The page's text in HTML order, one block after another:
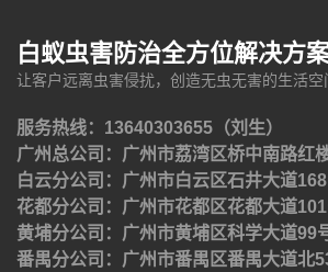
白蚁虫害防治全方位解决方
让客户远离虫害侵扰，创造无虫无害的生活空
服务热线：13640303655（刘生）
广州总公司：广州市荔湾区桥中南路红
白云分公司：广州市白云区石井大道
花都分公司：广州市花都区花都大道
黄埔分公司：广州市黄埔区科学大道99
番禺分公司：广州市番禺区番禺大道北